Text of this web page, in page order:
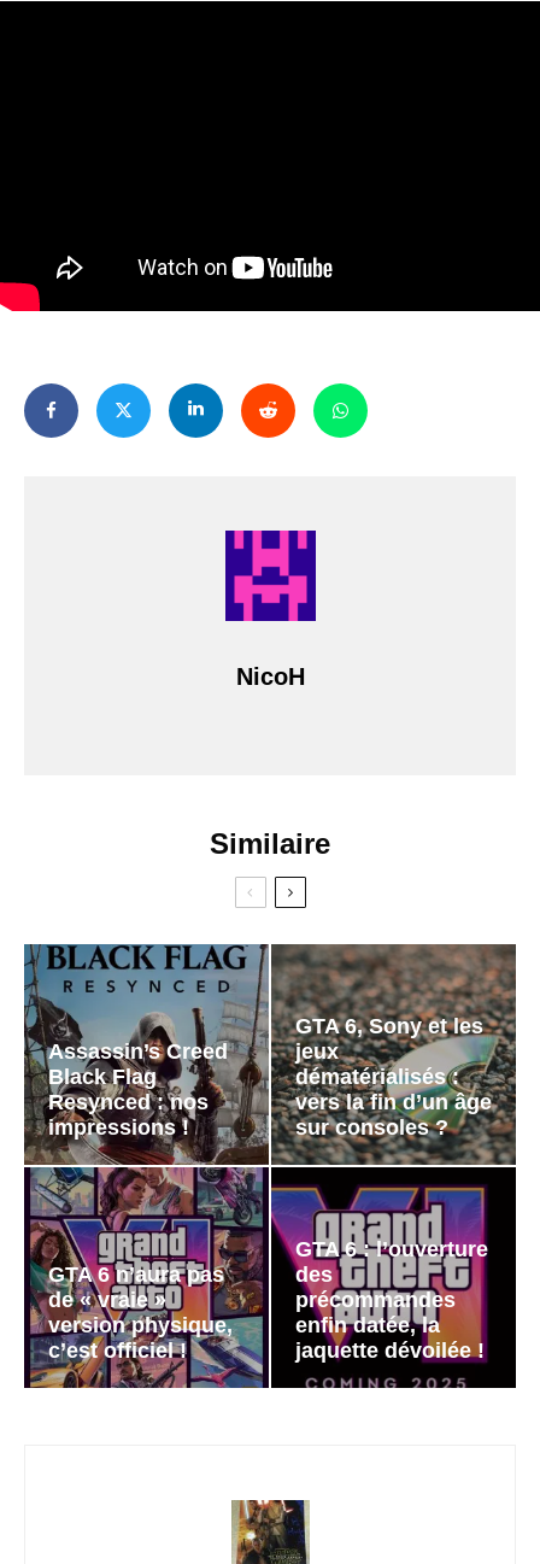
NicoH
Similaire
Assassin’s Creed
Black Flag
Resynced : nos
impressions !
GTA 6, Sony et les
jeux
dématérialisés :
vers la fin d’un âge
sur consoles ?
GTA 6 n’aura pas
de « vraie »
version physique,
c’est officiel !
GTA 6 : l’ouverture
des
précommandes
enfin datée, la
jaquette dévoilée !